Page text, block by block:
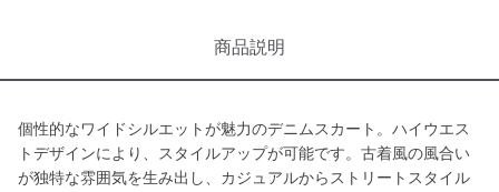
商品説明
個性的なワイドシルエットが魅力のデニムスカート。ハイウエス
トデザインにより、スタイルアップが可能です。古着風の風合い
が独特な雰囲気を生み出し、カジュアルからストリートスタイル